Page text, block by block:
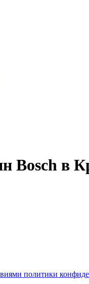
в
политики